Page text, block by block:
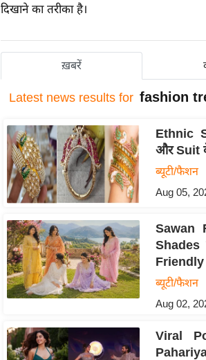
दिखाने का तरीका है।
ख़बरें
Latest news results for fashion
Ethnic
और Suit
ब्यूटी/फैशन
Aug 05,
Sawan
ब्यूटी/फैशन
Aug 02,
Viral